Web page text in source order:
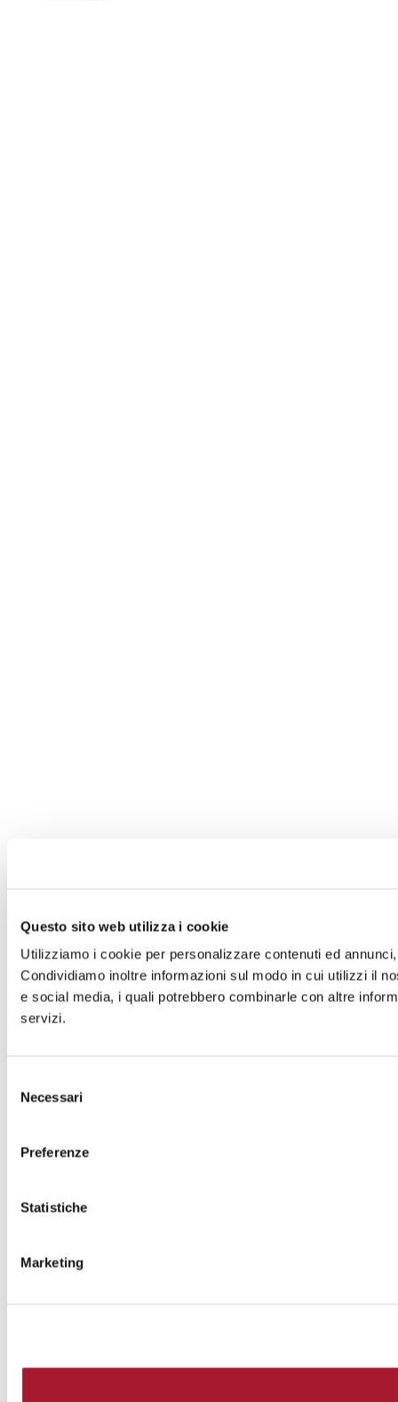
Questo sito web utilizza i cookie
Utilizziamo i cookie per personalizzare contenuti ed
Condividiamo inoltre informazioni sul modo in cui utilizzi il
e social media, i quali potrebbero combinarle con altre
servizi.
delNecessari
Preferenze
Statistiche
Marketing